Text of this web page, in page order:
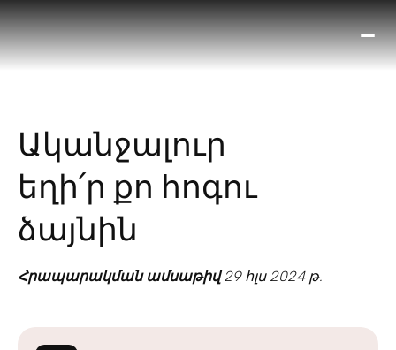
Ականջալուր
եղի՛ր քո հոգու
ձայնին
Հրապարակման ամսաթիվ29 հլս 2024 թ.